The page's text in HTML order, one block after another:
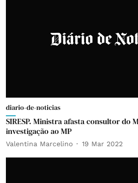
diario-de-noticias
SIRESP. Ministra afasta consultor do
investigação ao MP
Valentina Marcelino 19 Mar 2022